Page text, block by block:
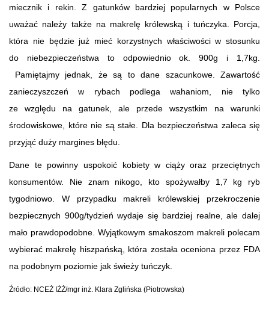
miecznik i rekin. Z gatunków bardziej popularnych w Polsce
uważać należy także na makrelę królewską i tuńczyka. Porcja,
która nie będzie już mieć korzystnych właściwości w stosunku
do niebezpieczeństwa to odpowiednio ok. 900g i 1,7kg.
Pamiętajmy jednak, że są to dane szacunkowe. Zawartość
zanieczyszczeń w rybach podlega wahaniom, nie tylko
ze względu na gatunek, ale przede wszystkim na warunki
środowiskowe, które nie są stałe. Dla bezpieczeństwa zaleca się
przyjąć duży margines błędu.
Dane te powinny uspokoić kobiety w ciąży oraz przeciętnych
konsumentów. Nie znam nikogo, kto spożywałby 1,7 kg ryb
tygodniowo. W przypadku makreli królewskiej przekroczenie
bezpiecznych 900g/tydzień wydaje się bardziej realne, ale dalej
mało prawdopodobne. Wyjątkowym smakoszom makreli polecam
wybierać makrelę hiszpańską, która została oceniona przez FDA
na podobnym poziomie jak świeży tuńczyk.
Źródło: NCEŻ IŻŻ/mgr inż. Klara Zglińska (Piotrowska)